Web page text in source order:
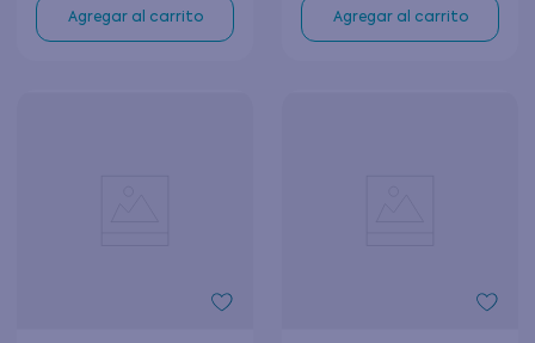
Agregar al carrito Agregar al carrito